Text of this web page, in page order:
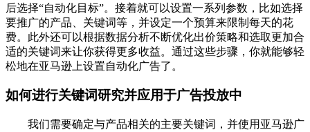
后选择“自动化目标”。接着就可以设置一系列参数，比如选择
要推广的产品、关键词等，并设定一个预算来限制每天的花
费。此外还可以根据数据分析不断优化出价策略和选取更加合
适的关键词来让你获得更多收益。通过这些步骤，你就能够轻
松地在亚马逊上设置自动化广告了。
如何进行关键词研究并应用于广告投放中
我们需要确定与产品相关的主要关键词，并使用亚马逊广